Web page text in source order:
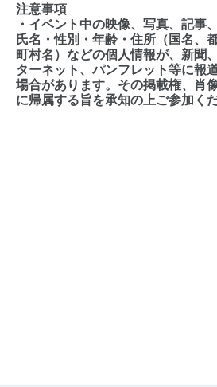
注意事項
・イベント中の映像、写真、記事
氏名・性別・年齢・住所（国名、
町村名）などの個人情報が、新聞
ターネット、パンフレット等に報
場合があります。その掲載権、肖
に帰属する旨を承知の上ご参加くだ